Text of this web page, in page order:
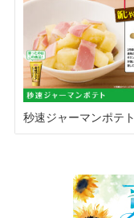
秒速ジャーマンポテト